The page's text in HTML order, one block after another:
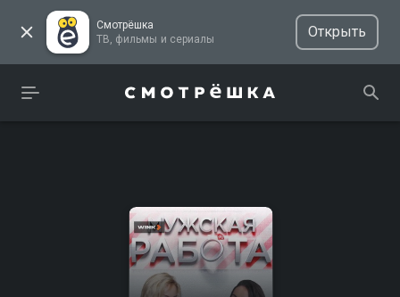
Смотрёшка
ТВ, фильмы и сериалы
Открыть